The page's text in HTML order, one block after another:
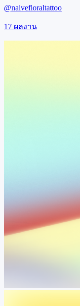
@naivefloraltattoo
17 ผลงาน